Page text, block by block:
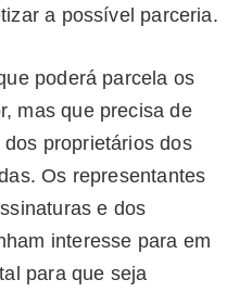
a possível parceria.
poderá parcela os
mas que precisa de
proprietários dos
Os representantes
e dos
interesse para em
para que seja